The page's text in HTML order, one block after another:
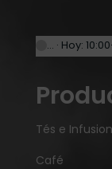
… · Hoy:
Tés e
Café